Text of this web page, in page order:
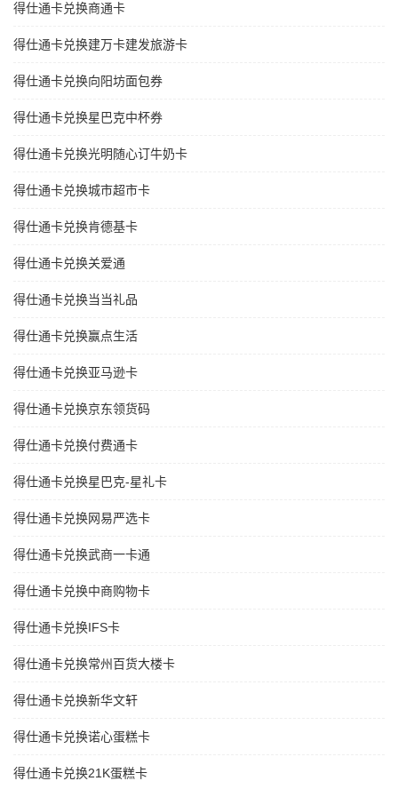
得仕通卡兑换商通卡
得仕通卡兑换建万卡建发旅游卡
得仕通卡兑换向阳坊面包券
得仕通卡兑换星巴克中杯券
得仕通卡兑换光明随心订牛奶卡
得仕通卡兑换城市超市卡
得仕通卡兑换肯德基卡
得仕通卡兑换关爱通
得仕通卡兑换当当礼品
得仕通卡兑换赢点生活
得仕通卡兑换亚马逊卡
得仕通卡兑换京东领货码
得仕通卡兑换付费通卡
得仕通卡兑换星巴克-星礼卡
得仕通卡兑换网易严选卡
得仕通卡兑换武商一卡通
得仕通卡兑换中商购物卡
得仕通卡兑换IFS卡
得仕通卡兑换常州百货大楼卡
得仕通卡兑换新华文轩
得仕通卡兑换诺心蛋糕卡
得仕通卡兑换21K蛋糕卡